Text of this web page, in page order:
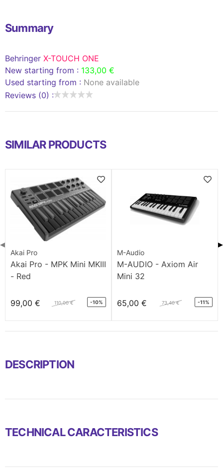
Summary
Behringer X-TOUCH ONE
New starting from : 133,00 €
Used starting from : None available
Reviews (0) :
SIMILAR PRODUCTS
Akai Pro
Akai Pro - MPK Mini MKIII
- Red
99,00 € 110,00 € -10%
M-Audio
M-AUDIO - Axiom Air
Mini 32
65,00 € 73,40 € -11%
◀ ▶
DESCRIPTION
TECHNICAL CARACTERISTICS